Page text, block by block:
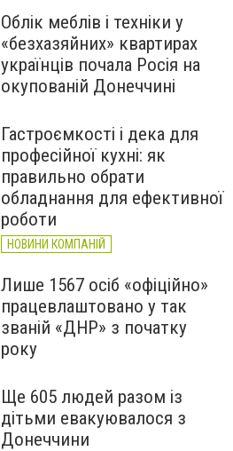
Облік меблів і техніки у
«безхазяйних» квартирах
українців почала Росія на
окупованій Донеччині
Гастроємкості і дека для
професійної кухні: як
правильно обрати
обладнання для ефективної
роботи
НОВИНИ КОМПАНІЙ
Лише 1567 осіб «офіційно»
працевлаштовано у так
званій «ДНР» з початку
року
Ще 605 людей разом із
дітьми евакуювалося з
Донеччини